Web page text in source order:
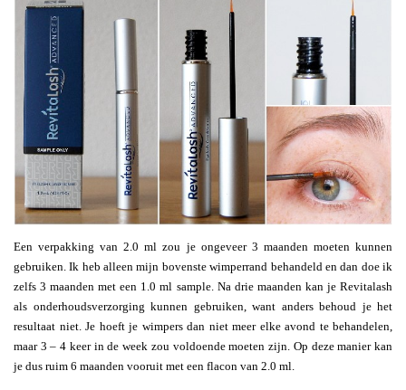
Een verpakking van 2.0 ml zou je ongeveer 3 maanden moeten kunnen
gebruiken. Ik heb alleen mijn bovenste wimperrand behandeld en dan doe ik
zelfs 3 maanden met een 1.0 ml sample. Na drie maanden kan je Revitalash
als onderhoudsverzorging kunnen gebruiken, want anders behoud je het
resultaat niet. Je hoeft je wimpers dan niet meer elke avond te behandelen,
maar 3 – 4 keer in de week zou voldoende moeten zijn. Op deze manier kan
je dus ruim 6 maanden vooruit met een flacon van 2.0 ml.